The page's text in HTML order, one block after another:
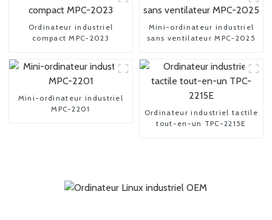
Ordinateur industriel
compact MPC-2023
Mini-ordinateur industriel
sans ventilateur MPC-2025
Mini-ordinateur industriel
MPC-2201
Ordinateur industriel tactile
tout-en-un TPC-2215E